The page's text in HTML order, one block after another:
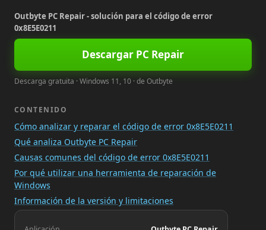
Outbyte PC Repair - solución para el código de error
0x8E5E0211
Descargar PC Repair
Descarga gratuita · Windows 11, 10 · de Outbyte
CONTENIDO
Cómo analizar y reparar el código de error 0x8E5E0211
Qué analiza Outbyte PC Repair
Causas comunes del código de error 0x8E5E0211
Por qué utilizar una herramienta de reparación de
Windows
Información de la versión y limitaciones